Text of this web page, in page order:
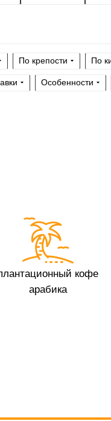
По крепости По
Особенности
кофе
арабика